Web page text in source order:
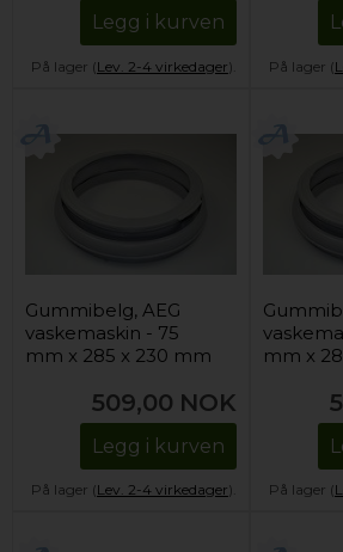
Legg i kurven
På lager (Lev. 2-4 virkedager). På lager (
Gummibelg, AEG
vaskemaskin - 75
mm x 285 x 230 mm
509,00 NOK
Legg i kurven
På lager (Lev. 2-4 virkedager).
mm x
På lager (